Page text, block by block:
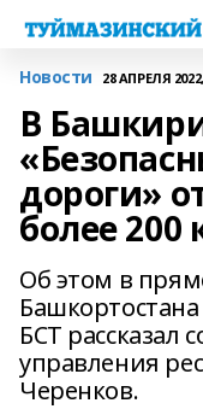
Новости 28 АПРЕЛЯ
В
дороги»
более 200
Об этом в
БСТ рассказал
управления
Черенков.